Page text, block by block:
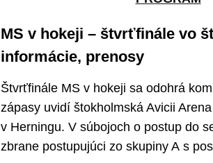
MS v hokeji – štvrťfinále vo
informácie, prenosy
Štvrťfinále MS v hokeji sa odohrá
zápasy uvidí štokholmská Avicii
v Herningu. V súbojoch o postup do
zbrane postupujúci zo skupiny A s